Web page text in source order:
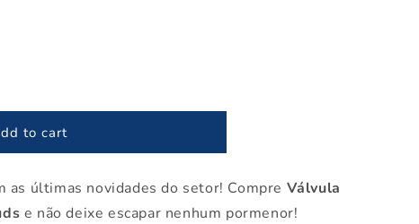
to cart
as últimas novidades do setor! Compre Válvula
e não deixe escapar nenhum pormenor!